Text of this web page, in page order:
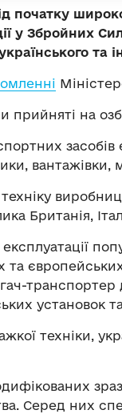
початку
у Збройних
та
прийняті на
вантажівки,
Британія,
та
установок
техніки,
Серед них